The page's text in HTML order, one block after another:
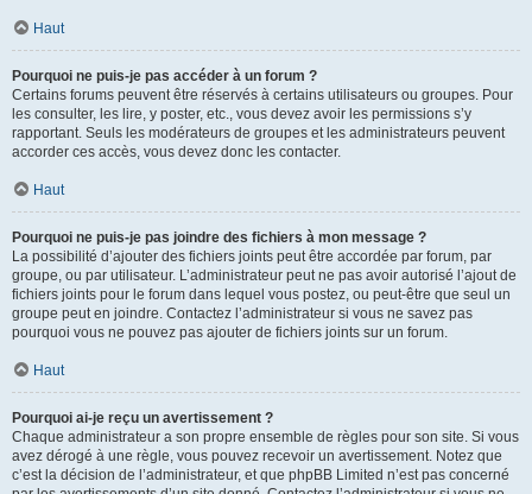
Haut
Pourquoi ne puis-je pas accéder à un forum ?
Certains forums peuvent être réservés à certains utilisateurs ou groupes. Pour
les consulter, les lire, y poster, etc., vous devez avoir les permissions s’y
rapportant. Seuls les modérateurs de groupes et les administrateurs peuvent
accorder ces accès, vous devez donc les contacter.
Haut
Pourquoi ne puis-je pas joindre des fichiers à mon message ?
La possibilité d’ajouter des fichiers joints peut être accordée par forum, par
groupe, ou par utilisateur. L’administrateur peut ne pas avoir autorisé l’ajout de
fichiers joints pour le forum dans lequel vous postez, ou peut-être que seul un
groupe peut en joindre. Contactez l’administrateur si vous ne savez pas
pourquoi vous ne pouvez pas ajouter de fichiers joints sur un forum.
Haut
Pourquoi ai-je reçu un avertissement ?
Chaque administrateur a son propre ensemble de règles pour son site. Si vous
avez dérogé à une règle, vous pouvez recevoir un avertissement. Notez que
c’est la décision de l’administrateur, et que phpBB Limited n’est pas concerné